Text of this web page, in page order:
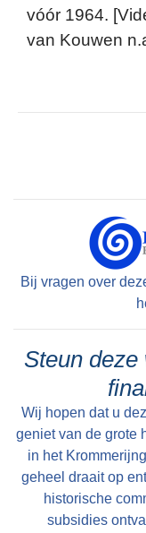
vóór 1964.
van Kouwen
Bij vragen over
Steun deze
Wij hopen dat u
geniet van de grote
in het
geheel draait op
historische
subsidies